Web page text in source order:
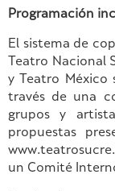
Programación
El sistema de
Teatro Nacional
y Teatro México
través de una
grupos y
propuestas
un Comité